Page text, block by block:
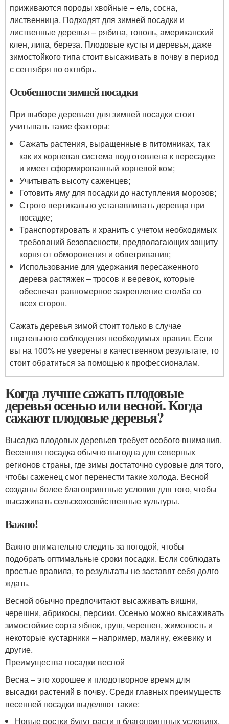
приживаются породы хвойные – ель, сосна,
лиственница. Подходят для зимней посадки и
лиственные деревья – рябина, тополь, американский
клен, липа, береза. Плодовые кусты и деревья, даже
зимостойкого типа стоит высаживать в почву в период
с сентября по октябрь.
Особенности зимней посадки
При выборе деревьев для зимней посадки стоит
учитывать такие факторы:
Сажать растения, выращенные в питомниках, так
как их корневая система подготовлена к пересадке
и имеет сформированный корневой ком;
Учитывать высоту саженцев;
Готовить яму для посадки до наступления морозов;
Строго вертикально устанавливать деревца при
посадке;
Транспортировать и хранить с учетом необходимых
требований безопасности, предполагающих защиту
корня от обморожения и обветривания;
Использование для удержания пересаженного
дерева растяжек – тросов и веревок, которые
обеспечат равномерное закрепление столба со
всех сторон.
Сажать деревья зимой стоит только в случае
тщательного соблюдения необходимых правил. Если
вы на 100% не уверены в качественном результате, то
стоит обратиться за помощью к профессионалам.
Когда лучше сажать плодовые
деревья осенью или весной. Когда
сажают плодовые деревья?
Высадка плодовых деревьев требует особого внимания.
Весенняя посадка обычно выгодна для северных
регионов страны, где зимы достаточно суровые для того,
чтобы саженец смог перенести такие холода. Весной
созданы более благоприятные условия для того, чтобы
высаживать сельскохозяйственные культуры.
Важно!
Важно внимательно следить за погодой, чтобы
подобрать оптимальные сроки посадки. Если соблюдать
простые правила, то результаты не заставят себя долго
ждать.
Весной обычно предпочитают высаживать вишни,
черешни, абрикосы, персики. Осенью можно высаживать
зимостойкие сорта яблок, груш, черешен, жимолость и
некоторые кустарники – например, малину, ежевику и
другие.
Преимущества посадки весной
Весна – это хорошее и плодотворное время для
высадки растений в почву. Среди главных преимуществ
весенней посадки выделяют такие:
Новые ростки будут расти в благоприятных условиях.